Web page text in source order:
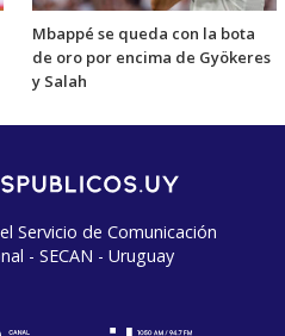
Mbappé se queda con la bota
de oro por encima de Gyökeres
y Salah
Servicio de Comunicación
- SECAN - Uruguay